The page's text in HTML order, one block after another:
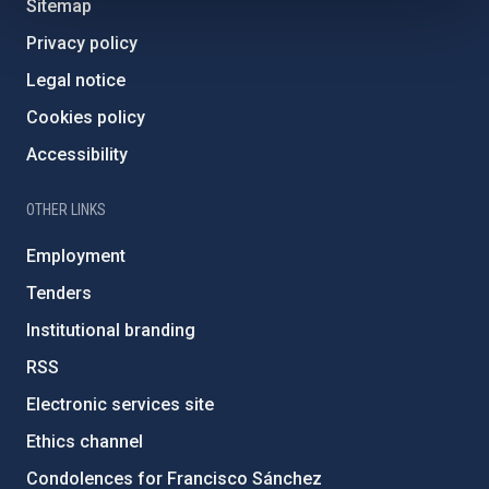
Sitemap
Privacy policy
Legal notice
Cookies policy
Accessibility
OTHER LINKS
Employment
Tenders
Institutional branding
RSS
Electronic services site
Ethics channel
Condolences for Francisco Sánchez